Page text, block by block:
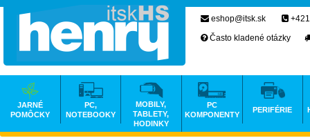
eshop@itsk.sk
Často kladené otázky
JARNÉ
POMÔCKY
PC,
NOTEBOOKY
MOBILY,
TABLETY,
HODINKY
PC
KOMPONENTY
PERIFÉRIE